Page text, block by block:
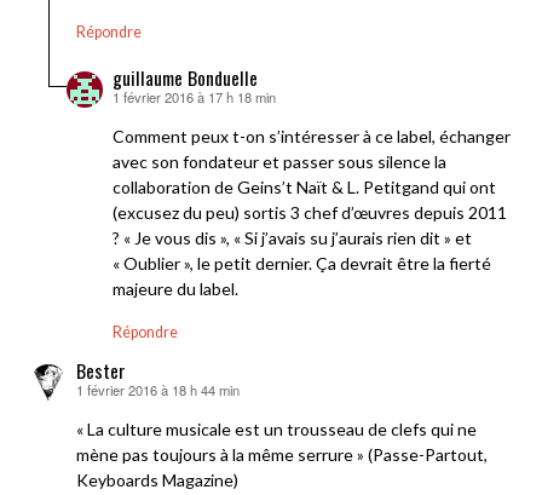
Répondre
guillaume Bonduelle
dit :
1 février 2016 à 17 h 18 min
Comment peux t-on s’intéresser à ce label, échanger
avec son fondateur et passer sous silence la
collaboration de Geins’t Naït & L. Petitgand qui ont
(excusez du peu) sortis 3 chef d’œuvres depuis 2011
? « Je vous dis », « Si j’avais su j’aurais rien dit » et
« Oublier », le petit dernier. Ça devrait être la fierté
majeure du label.
Répondre
Bester
dit :
1 février 2016 à 18 h 44 min
« La culture musicale est un trousseau de clefs qui ne
mène pas toujours à la même serrure » (Passe-Partout,
Keyboards Magazine)